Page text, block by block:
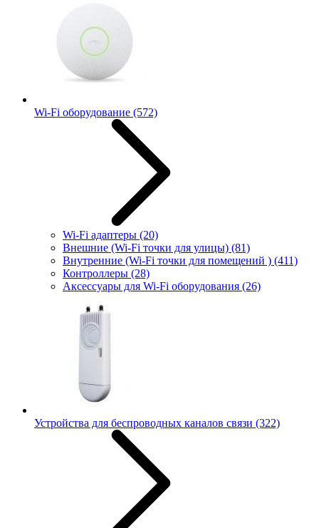
Wi-Fi оборудование (572)
Wi-Fi адаптеры (20)
Внешние (Wi-Fi точки для улицы) (81)
Внутренние (Wi-Fi точки для помещений ) (411)
Контроллеры (28)
Аксессуары для Wi-Fi оборудования (26)
Устройства для беспроводных каналов связи (322)